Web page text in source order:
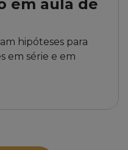
em aula de
hipóteses para
em série e em